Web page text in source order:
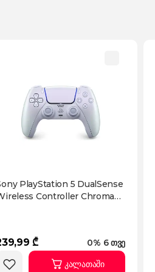
PlayStation 5 DualSense
Controller Chroma
₾ 0% 6 თვე
კალათაში